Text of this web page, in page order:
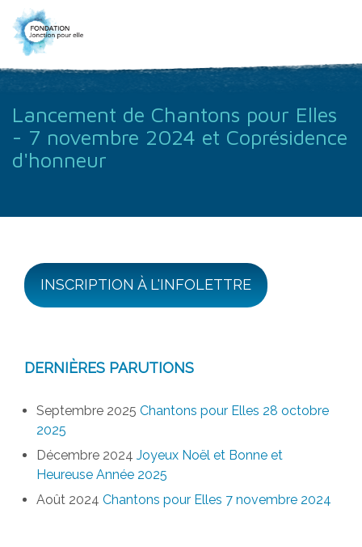
Lancement de Chantons pour Elles
- 7 novembre 2024 et Coprésidence
d'honneur
INSCRIPTION À L'INFOLETTRE
DERNIÈRES PARUTIONS
Septembre 2025 Chantons pour Elles 28 octobre
2025
Décembre 2024 Joyeux Noël et Bonne et
Heureuse Année 2025
Août 2024 Chantons pour Elles 7 novembre 2024